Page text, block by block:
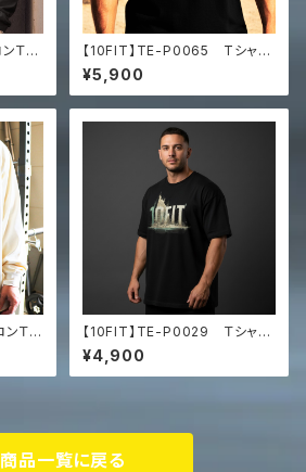
ンＴ
シャ
Pr
s
【10FIT】TE-P0065 Tシャ
ツ トレーニング 筋トレ ユ
ニセックス ビッグシルエット Tシ
ャツ マッスルアート
¥5,900
ンＴ
シャ
Pr
s
【10FIT】TE-P0029 Ｔシャ
ツ トレーニング ユニセックス
ビッグシルエット Tシャツ
¥4,900
商品一覧に戻る